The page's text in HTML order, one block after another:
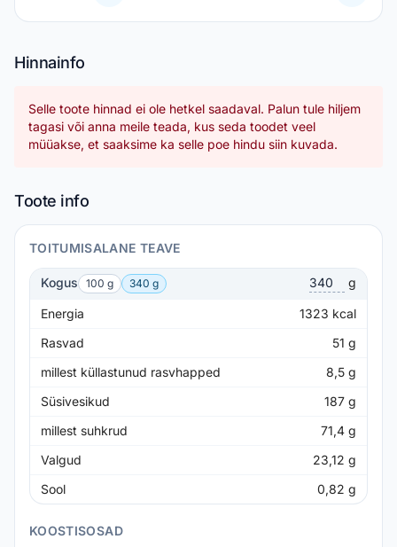
Hinnainfo
Selle toote hinnad ei ole hetkel saadaval. Palun tule hiljem
tagasi või anna meile teada, kus seda toodet veel
müüakse, et saaksime ka selle poe hindu siin kuvada.
Toote info
TOITUMISALANE TEAVE
Kogus 100 g 340 g g
Energia 1323 kcal
Rasvad
51 g
millest küllastunud rasvhapped
8,5 g
Süsivesikud
187 g
millest suhkrud
71,4 g
Valgud
23,12 g
Sool
0,82 g
KOOSTISOSAD